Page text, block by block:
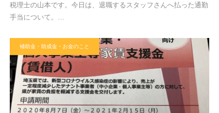
税理士の山本です。今日は、退職するスタッフさんへ払った通勤
手当について。…
補助金・助成金・お金のこと